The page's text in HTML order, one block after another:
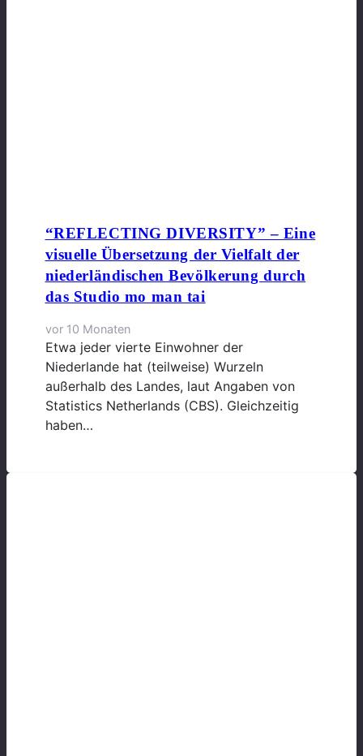
“REFLECTING DIVERSITY” – Eine
visuelle Übersetzung der Vielfalt der
niederländischen Bevölkerung durch
das Studio mo man tai
vor 10 Monaten
Etwa jeder vierte Einwohner der
Niederlande hat (teilweise) Wurzeln
außerhalb des Landes, laut Angaben von
Statistics Netherlands (CBS). Gleichzeitig
haben…